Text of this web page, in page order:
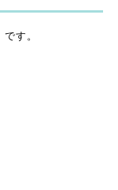
です。